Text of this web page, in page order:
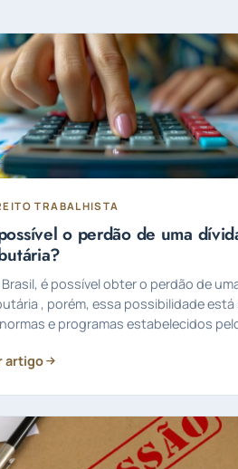
TRABALHISTA
o perdão de uma
Brasil, é possível obter o perdão de
, porém, essa possibilidade
e programas estabelecidos
artigo